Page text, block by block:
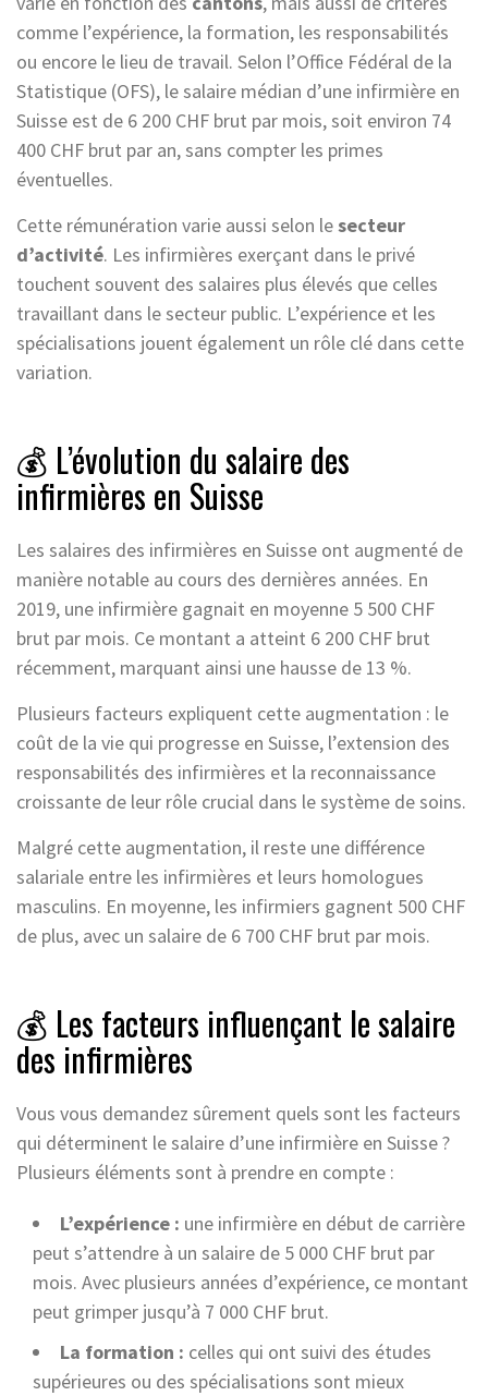
comme l’expérience, la formation, les responsabilités
ou encore le lieu de travail. Selon l’Office Fédéral de la
Statistique (OFS), le salaire médian d’une infirmière en
Suisse est de 6 200 CHF brut par mois, soit environ 74
400 CHF brut par an, sans compter les primes
éventuelles.
Cette rémunération varie aussi selon lesecteur
d’activité. Les infirmières exerçant dans le privé
touchent souvent des salaires plus élevés que celles
travaillant dans le secteur public. L’expérience et les
spécialisations jouent également un rôle clé dans cette
variation.
💰 L’évolution du salaire des
infirmières en Suisse
Les salaires des infirmières en Suisse ont augmenté de
manière notable au cours des dernières années. En
2019, une infirmière gagnait en moyenne 5 500 CHF
brut par mois. Ce montant a atteint 6 200 CHF brut
récemment, marquant ainsi une hausse de 13 %.
Plusieurs facteurs expliquent cette augmentation : le
coût de la vie qui progresse en Suisse, l’extension des
responsabilités des infirmières et la reconnaissance
croissante de leur rôle crucial dans le système de soins.
Malgré cette augmentation, il reste une différence
salariale entre les infirmières et leurs homologues
masculins. En moyenne, les infirmiers gagnent 500 CHF
de plus, avec un salaire de 6 700 CHF brut par mois.
💰 Les facteurs influençant le salaire
des infirmières
Vous vous demandez sûrement quels sont les facteurs
qui déterminent le salaire d’une infirmière en Suisse ?
Plusieurs éléments sont à prendre en compte :
L’expérience : une infirmière en début de carrière
peut s’attendre à un salaire de 5 000 CHF brut par
mois. Avec plusieurs années d’expérience, ce montant
peut grimper jusqu’à 7 000 CHF brut.
La formation : celles qui ont suivi des études
supérieures ou des spécialisations sont mieux